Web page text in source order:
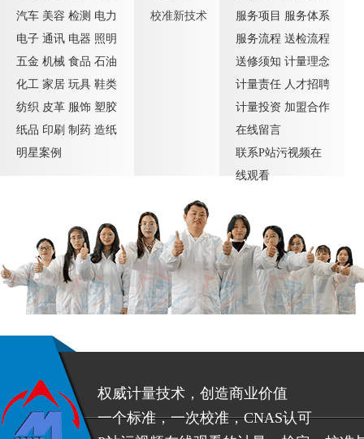
汽车 美容 检测 电力
电子 通讯 电器 照明
五金 机械 食品 石油
化工 家居 玩具 鞋类
纺织 皮革 服饰 塑胶
纸品 印刷 制药 造纸
明星案例
校准新技术
服务项目
服务体系
服务流程 送检流程
送修须知 计量理念
计量责任 人才招聘
计量投资 加盟合作
在线留言
联系P站污视频在
线观看
权威计量技术，创造商业价值
一个标准，一次校准，CNAS认可